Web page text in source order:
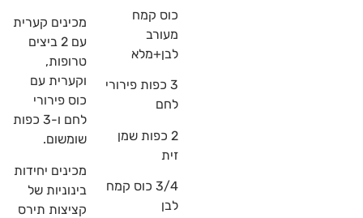
כוס קמח
מעורב
לבן+מלא
3 כפות פירורי
לחם
2 כפות שמן
זית
3/4 כוס קמח
לבן
מכינים קערית
עם 2 ביצים
טרופות,
וקערית עם
כוס פירורי
לחם ו-3 כפות
שומשום.
מכינים יחידות
בינוניות של
קציצות תירס